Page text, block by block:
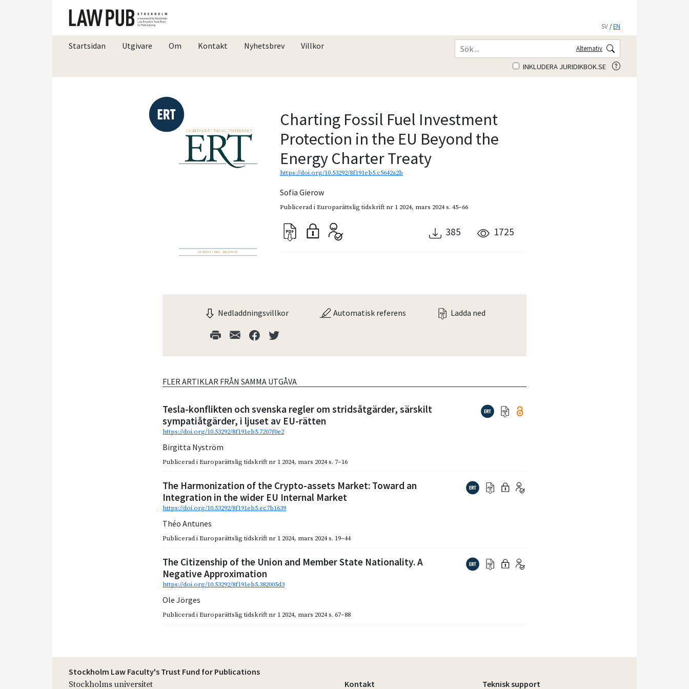
SV /EN
Startsidan Utgivare Om Kontakt Nyhetsbrev Villkor Alternativ
INKLUDERA JURIDIKBOK.SE
Charting Fossil Fuel Investment
Protection in the EU Beyond the
Energy Charter Treaty
https://doi.org/10.53292/8f191eb5.c5642a2b
Sofia Gierow
Publicerad iEuroparättslig tidskrift nr 1 2024, mars 2024s. 45–66
385 1725
Nedladdningsvillkor Automatisk referens Ladda ned
FLER ARTIKLAR FRÅN SAMMA UTGÅVA
Tesla-konflikten och svenska regler om stridsåtgärder, särskilt
sympatiåtgärder, i ljuset av EU-rätten
https://doi.org/10.53292/8f191eb5.7207f0e2
Birgitta Nyström
Publicerad iEuroparättslig tidskrift nr 1 2024, mars 2024s. 7–16
The Harmonization of the Crypto-assets Market: Toward an
Integration in the wider EU Internal Market
https://doi.org/10.53292/8f191eb5.ec7b1639
Théo Antunes
Publicerad iEuroparättslig tidskrift nr 1 2024, mars 2024s. 19–44
The Citizenship of the Union and Member State Nationality. A
Negative Approximation
https://doi.org/10.53292/8f191eb5.382005d3
Ole Jörges
Publicerad iEuroparättslig tidskrift nr 1 2024, mars 2024s. 67–88
Stockholm Law Faculty's Trust Fund for Publications
Stockholms universitet
Kontakt Teknisk support